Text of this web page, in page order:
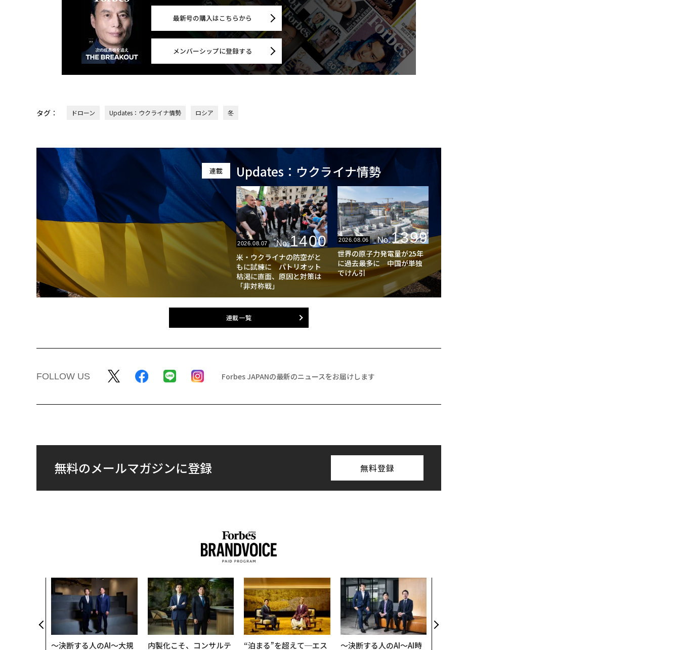
最新号の購入はこちらから
メンバーシップに登録する
タグ： ドローン Updates：ウクライナ情勢 ロシア 冬
連載 Updates：ウクライナ情勢
2026.08.07 No.1400
米・ウクライナの防空がと
もに試練に パトリオット
枯渇に直面、原因と対策は
「非対称戦」
2026.08.06 No.1399
世界の原子力発電量が25年
に過去最多に 中国が単独
でけん引
連載一覧
FOLLOW US Forbes JAPANの最新のニュースをお届けします
無料のメールマガジンに登録 無料登録
〜決断する人のAI〜大規 内製化こそ、コンサルテ “泊まる”を超えて─エス 〜決断する人のAI〜AI時